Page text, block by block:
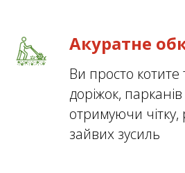
Акуратне
Ви просто
доріжок,
отримуючи чітку,
зайвих зусиль